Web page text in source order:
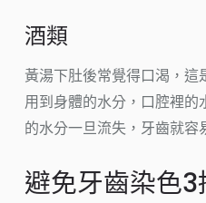
酒類
黃湯下肚後常覺得口渴，
用到身體的水分，口腔裡
的水分一旦流失，牙齒就容
避免牙齒染色